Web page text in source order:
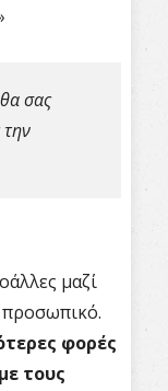
σας
μαζί
προσωπικό.
φορές
τους